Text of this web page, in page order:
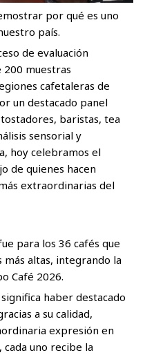
por qué es uno
país.
de evaluación
200 muestras
cafetaleras de
un destacado panel
baristas, tea
sensorial y
hoy celebramos el
de quienes hacen
extraordinarias del
para los 36 cafés que
altas, integrando la
Café 2026.
haber destacado
a su calidad,
expresión en
uno recibe la